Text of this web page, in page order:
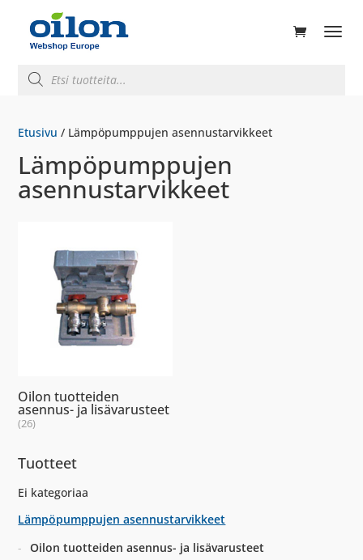
search
Etusivu / Lämpöpumppujen asennustarvikkeet
Lämpöpumppujen
asennustarvikkeet
Oilon tuotteiden
asennus- ja lisävarusteet
(26)
Tuotteet
Ei kategoriaa
Lämpöpumppujen asennustarvikkeet
Oilon tuotteiden asennus- ja lisävarusteet